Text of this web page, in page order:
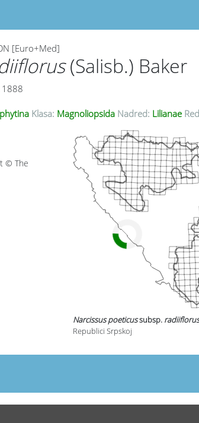
[Euro+Med]
(Salisb.) Baker
1888
Klasa: Magnoliopsida Nadred: Lilianae
© The
Narcissus poeticussubsp. radiiflorus
Republici Srpskoj